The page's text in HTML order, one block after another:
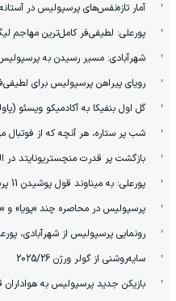
آمار تازه‌نفس‌های پرسپولیس در
پورعلی: لطیفی‌فر کامل‌ترین مهاجم
شهرآبادی: مسیر رسیدن به
رویای پیراهن پرسپولیس برای
گل اول بنفیکا به آکادمیکو ویسئو
شب پر ستاره، هر آنچه که از
بازگشت پر قدرت منچستریونایتد در
پورعلی: به میناوند قول پوشیدن 11 پرسپولیس داده بودم
پرسپولیس در محاصره چند «پویا» و
رونمایی پرسپولیس از شهرآبادی،
سایه‌روشنی از گولر ورژن 2025/26
بازیکن جدید پرسپولیس به هواداران